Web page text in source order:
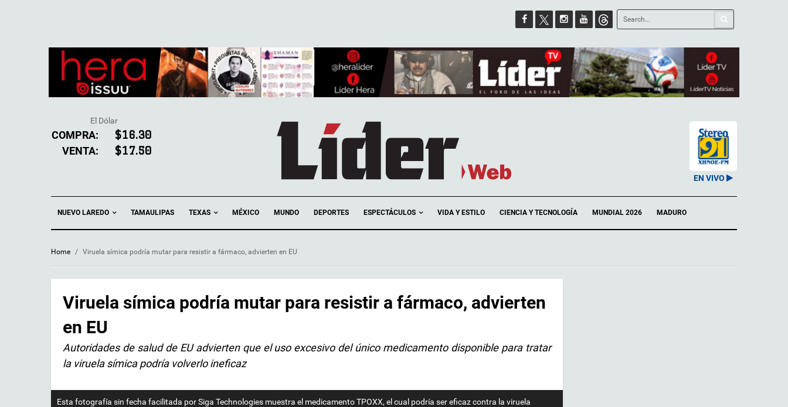
El Dólar
COMPRA: $16.30
VENTA: $17.50
EN VIVO
NUEVO LAREDO TAMAULIPAS TEXAS MÉXICO MUNDO DEPORTES ESPECTÁCULOS VIDA Y ESTILO CIENCIA Y TECNOLOGÍA MUNDIAL 2026 MADURO
Home / Viruela símica podría mutar para resistir a fármaco, advierten en EU
Viruela símica podría mutar para resistir a fármaco, advierten
en EU
Autoridades de salud de EU advierten que el uso excesivo del único medicamento disponible para tratar
la viruela símica podría volverlo ineficaz
Esta fotografía sin fecha facilitada por Siga Technologies muestra el medicamento TPOXX, el cual podría ser eficaz contra la viruela